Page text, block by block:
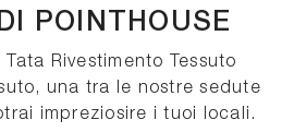
POINTHOUSE
Rivestimento Tessuto
una tra le nostre sedute
impreziosire i tuoi locali.